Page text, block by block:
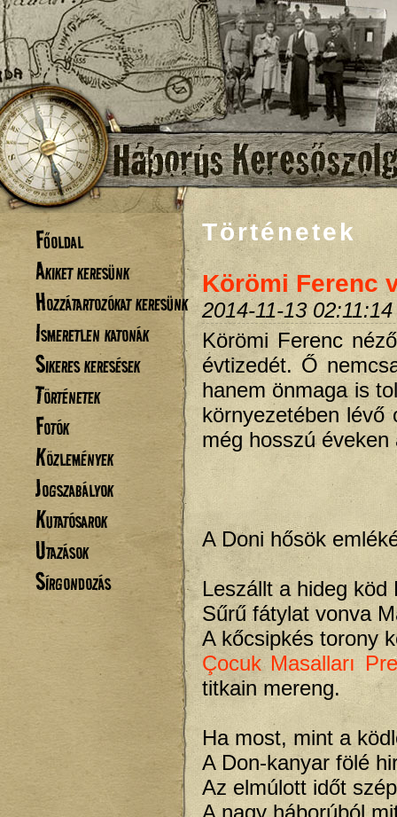
Főoldal
Akiket keresünk
Hozzátartozókat keresünk
Ismeretlen katonák
Sikeres keresések
Történetek
Fotók
Közlemények
Jogszabályok
Kutatósarok
Utazások
Sírgondozás
Történetek
Körömi Ferenc
2014-11-13 02:11:14
Körömi Ferenc
évtizedét. Ő
hanem önmaga is
környezetében lévő
még hosszú
A Doni hősök
Leszállt a hideg köd
Sűrű fátylat vonva
A kőcsipkés torony
Çocuk Masalları
titkain mereng.
Ha most, mint a
A Don-kanyar fölé
Az elmúlott időt
A nagy háborúból